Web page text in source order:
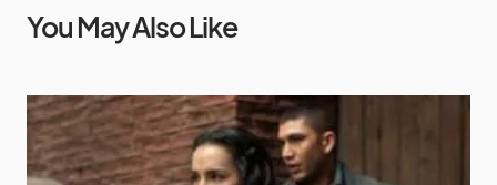
You May Also Like